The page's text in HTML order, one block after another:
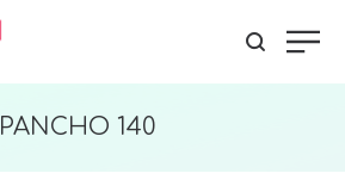
PANCHO 140